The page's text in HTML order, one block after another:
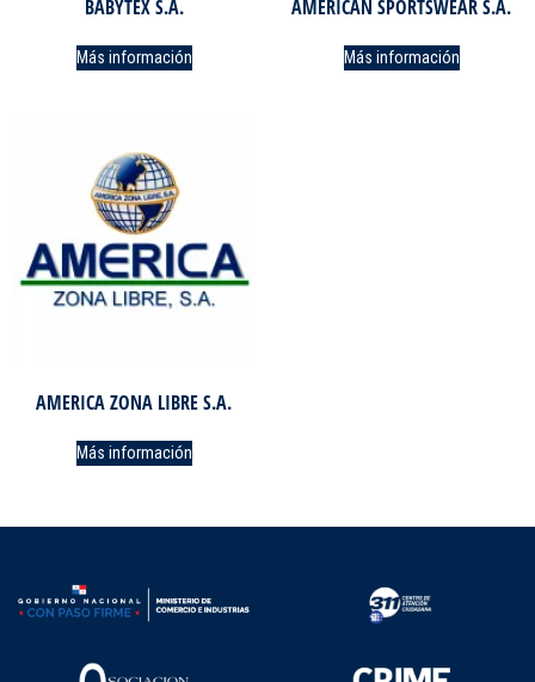
BABYTEX S.A.
Más información
AMERICAN SPORTSWEAR S.A.
Más información
AMERICA ZONA LIBRE S.A.
Más información